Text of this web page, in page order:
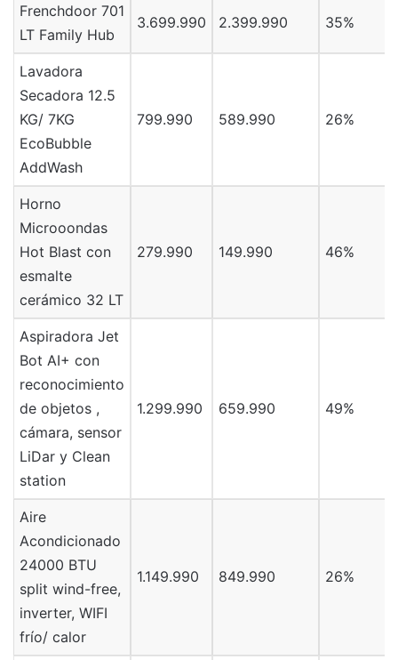
Frenchdoor 701
LT Family Hub
3.699.990 2.399.990 35%
Lavadora
Secadora 12.5
KG/ 7KG
EcoBubble
AddWash
799.990 589.990 26%
Horno
Microoondas
Hot Blast con
esmalte
cerámico 32 LT
279.990 149.990 46%
Aspiradora Jet
Bot AI+ con
reconocimiento
de objetos ,
cámara, sensor
LiDar y Clean
station
1.299.990 659.990 49%
Aire
Acondicionado
24000 BTU
split wind-free,
inverter, WIFI
frío/ calor
1.149.990 849.990 26%